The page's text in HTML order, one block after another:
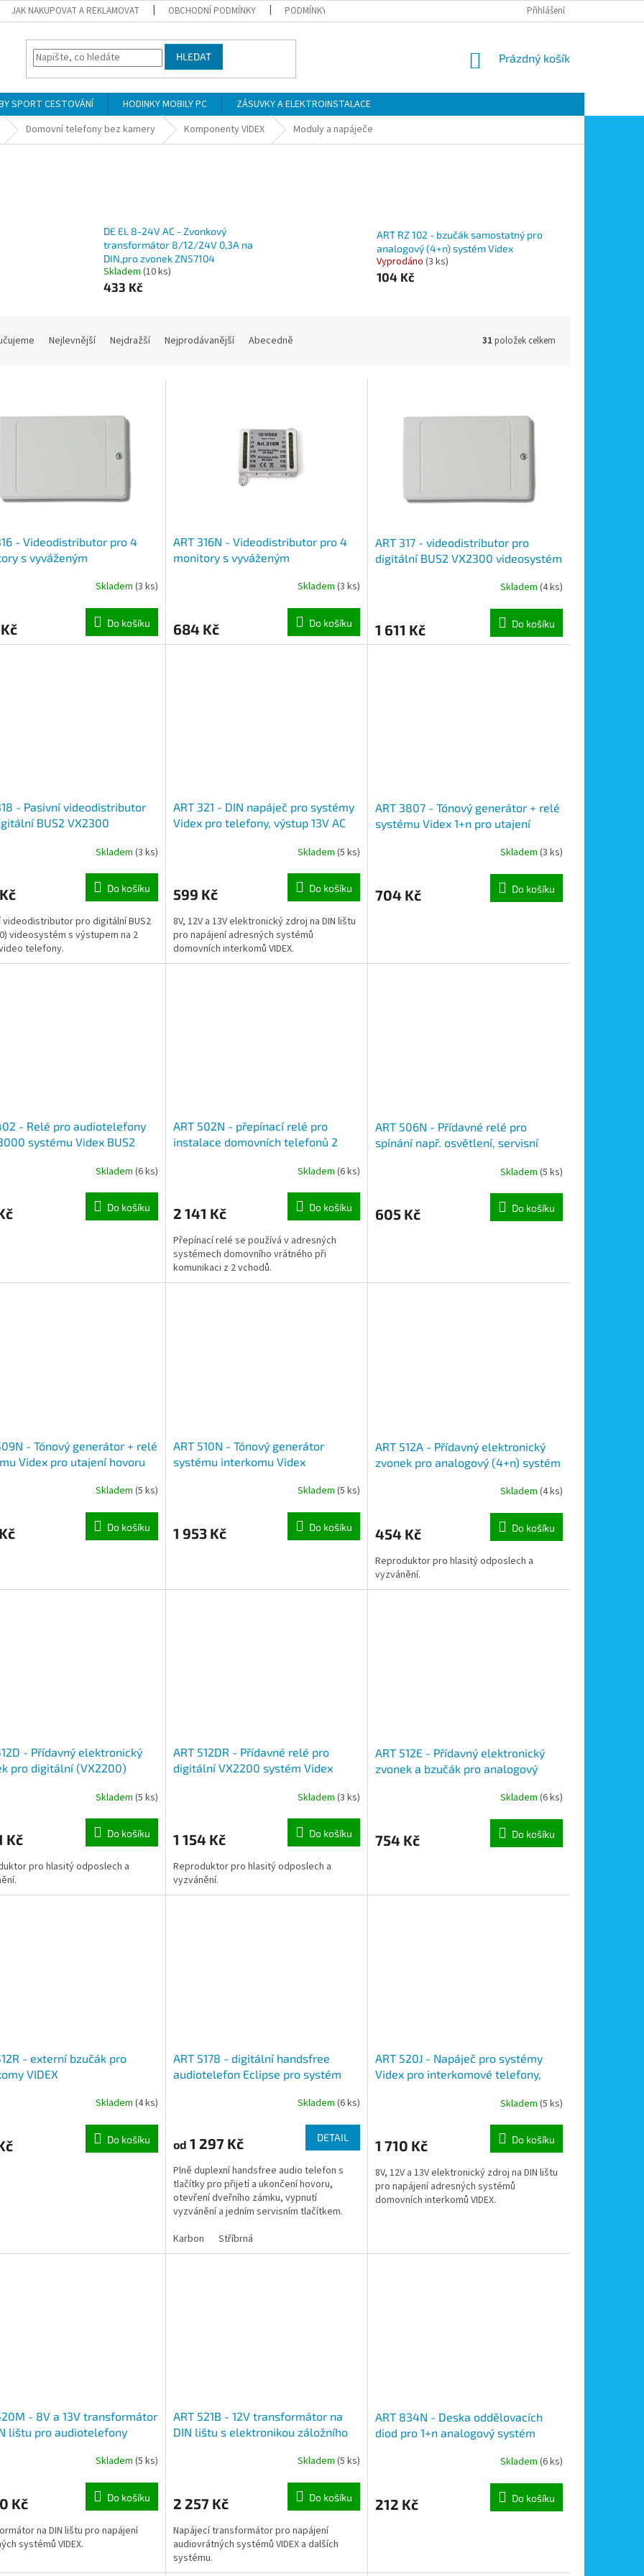
JAK NAKUPOVAT A REKLAMOVAT OBCHODNÍ PODMÍNKY PODMÍNKY OCHRANY OSOBNÍCH ÚDAJŮ MOJE OBJEDNÁVKA
Přihlášení
HLEDAT
NÁKUPNÍ
Prázdný košík
SPORT CESTOVÁNÍ HODINKY MOBILY PC
ZÁSUVKY A ELEKTROINSTALACE
Domovní telefony bez kamery Komponenty VIDEX Moduly a napáječe
DE EL 8-24V AC - Zvonkový
transformátor 8/12/24V 0,3A na
DIN,pro zvonek ZN57104
Skladem(10 ks)
433 Kč
ART RZ 102 - bzučák samostatný pro
analogový (4+n) systém Videx
Vyprodáno (3 ks)
104 Kč
Nejlevnější Nejdražší Nejprodávanější Abecedně 31 položek celkem
- Videodistributor pro 4
s vyváženým
Skladem (3 ks)
Do košíku
ART 316N - Videodistributor pro 4
monitory s vyváženým
Skladem (3 ks)
684 Kč Do košíku
ART 317 - videodistributor pro
digitální BUS2 VX2300 videosystém
Skladem (4 ks)
1 611 Kč Do košíku
- Pasivní videodistributor
BUS2 VX2300
Skladem (3 ks)
Do košíku
videodistributor pro digitální BUS2
videosystém s výstupem na 2
telefony.
ART 321 - DIN napáječ pro systémy
Videx pro telefony, výstup 13V AC
Skladem (5 ks)
599 Kč Do košíku
8V, 12V a 13V elektronický zdroj na DIN lištu
pro napájení adresných systémů
domovních interkomů VIDEX.
ART 3807 - Tónový generátor + relé
systému Videx 1+n pro utajení
Skladem (3 ks)
704 Kč Do košíku
- Relé pro audiotelefony
systému Videx BUS2
Skladem (6 ks)
Do košíku
ART 502N - přepínací relé pro
instalace domovních telefonů 2
Skladem (6 ks)
2 141 Kč Do košíku
Přepínací relé se používá v adresných
systémech domovního vrátného při
komunikaci z 2 vchodů.
ART 506N - Přídavné relé pro
spínání např. osvětlení, servisní
Skladem (5 ks)
605 Kč Do košíku
- Tónový generátor + relé
Videx pro utajení hovoru
Skladem (5 ks)
Do košíku
ART 510N - Tónový generátor
systému interkomu Videx
Skladem (5 ks)
1 953 Kč Do košíku
ART 512A - Přídavný elektronický
zvonek pro analogový (4+n) systém
Skladem (4 ks)
454 Kč Do košíku
Reproduktor pro hlasitý odposlech a
vyzvánění.
- Přídavný elektronický
pro digitální (VX2200)
Skladem (5 ks)
Kč Do košíku
pro hlasitý odposlech a
ART 512DR - Přídavné relé pro
digitální VX2200 systém Videx
Skladem (3 ks)
1 154 Kč Do košíku
Reproduktor pro hlasitý odposlech a
vyzvánění.
ART 512E - Přídavný elektronický
zvonek a bzučák pro analogový
Skladem (6 ks)
754 Kč Do košíku
- externí bzučák pro
VIDEX
Skladem (4 ks)
Do košíku
ART 5178 - digitální handsfree
audiotelefon Eclipse pro systém
Skladem (6 ks)
od 1 297 Kč DETAIL
Plně duplexní handsfree audio telefon s
tlačítky pro přijetí a ukončení hovoru,
otevření dveřního zámku, vypnutí
vyzvánění a jedním servisním tlačítkem.
Karbon
Stříbrná
ART 520J - Napáječ pro systémy
Videx pro interkomové telefony,
Skladem (5 ks)
1 710 Kč Do košíku
8V, 12V a 13V elektronický zdroj na DIN lištu
pro napájení adresných systémů
domovních interkomů VIDEX.
- 8V a 13V transformátor
lištu pro audiotelefony
Skladem (5 ks)
Kč Do košíku
na DIN lištu pro napájení
systémů VIDEX.
ART 521B - 12V transformátor na
DIN lištu s elektronikou záložního
Skladem (5 ks)
2 257 Kč Do košíku
Napájecí transformátor pro napájení
audiovrátných systémů VIDEX a dalších
systému.
ART 834N - Deska oddělovacích
diod pro 1+n analogový systém
Skladem (6 ks)
212 Kč Do košíku